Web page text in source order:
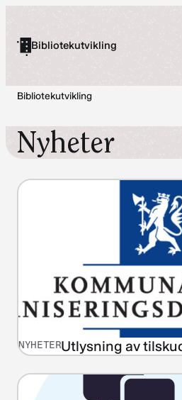
innholdBibliotekutvikling
Bibliotekutvikling
Nyheter
NYHETERUtlysning av